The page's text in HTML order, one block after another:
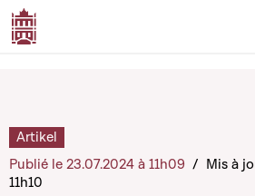
Artikel
Publié le 23.07.2024 à 11h09 / Mis à
11h10